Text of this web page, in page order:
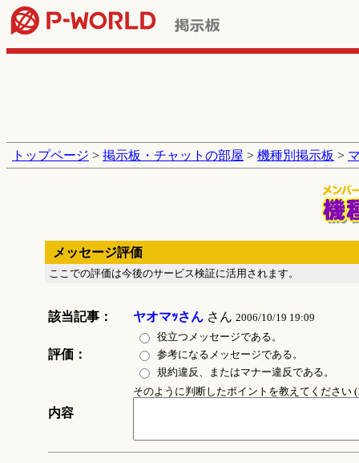
トップページ > 掲示板・チャットの部屋 > 機種別掲示板 >
メッセージ評価
ここでの評価は今後のサービス検証に活用されます。
該当記事： ヤオマｯさんさん 2006/10/19 19:09
評価：
役立つメッセージである。
参考になるメッセージである。
規約違反、またはマナー違反である。
内容
そのように判断したポイントを教えてください